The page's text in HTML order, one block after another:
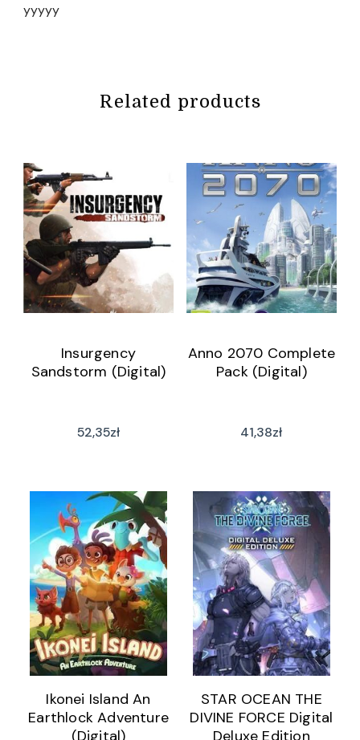
yyyyy
Related products
Insurgency
Sandstorm (Digital)
52,35zł
Anno 2070 Complete
Pack (Digital)
41,38zł
Ikonei Island An
Earthlock Adventure
(Digital)
STAR OCEAN THE
DIVINE FORCE Digital
Deluxe Edition